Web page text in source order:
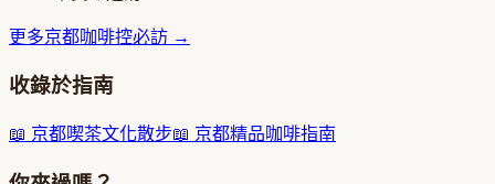
更多京都咖啡控必訪 →
收錄於指南
📖 京都喫茶文化散步📖 京都精品咖啡指南